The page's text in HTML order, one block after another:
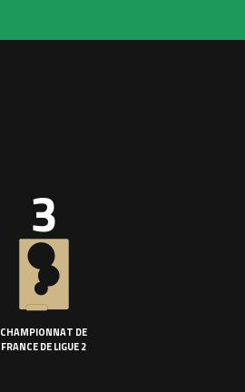
3
CHAMPIONNAT DE
FRANCE DE LIGUE 2